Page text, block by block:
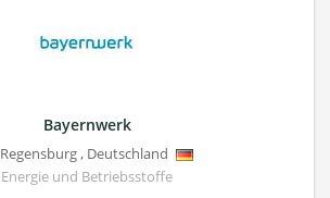
Bayernwerk
Regensburg, Deutschland
Energie und Betriebsstoffe